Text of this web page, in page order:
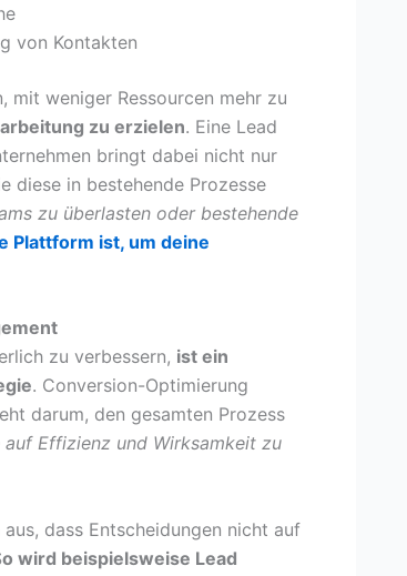
von Kontakten
mit weniger Ressourcen mehr zu
zu erzielen. Eine Lead
bringt dabei nicht nur
diese in bestehende Prozesse
zu überlasten oder bestehende
Plattform ist, um deine
zu verbessern, ist ein
. Conversion-Optimierung
darum, den gesamten Prozess
Effizienz und Wirksamkeit zu
dass Entscheidungen nicht auf
o wird beispielsweise Lead